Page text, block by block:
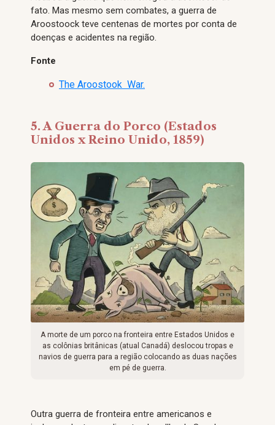
fato. Mas mesmo sem combates, a guerra de
Aroostoock teve centenas de mortes por conta de
doenças e acidentes na região.
Fonte
The Aroostook War.
5. A Guerra do Porco (Estados
Unidos x Reino Unido, 1859)
A morte de um porco na fronteira entre Estados Unidos e
as colônias britânicas (atual Canadá) deslocou tropas e
navios de guerra para a região colocando as duas nações
em pé de guerra.
Outra guerra de fronteira entre americanos e